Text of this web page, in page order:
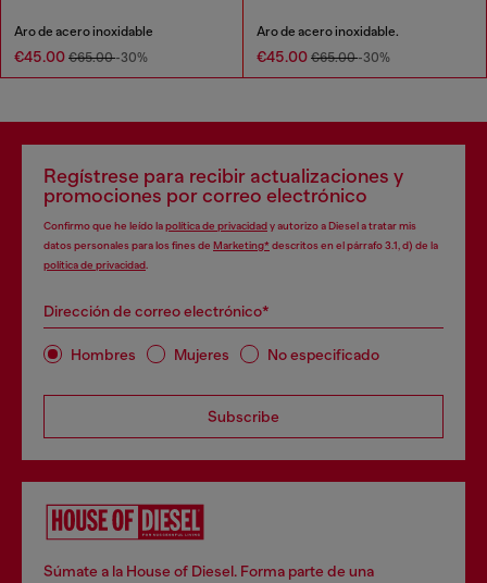
Aro de acero inoxidable
€45.00 €65.00-30%
Aro de acero inoxidable.
€45.00 €65.00-30%
Regístrese para recibir actualizaciones y
promociones por correo electrónico
Confirmo que he leído lapolítica de privacidady autorizo a Diesel a tratar mis
datos personales para los fines de Marketing*descritos en el párrafo 3.1, d) de la
política de privacidad
Dirección de correo electrónico*
Hombres Mujeres No especificado
Subscribe
Súmate a la House of Diesel. Forma parte de una